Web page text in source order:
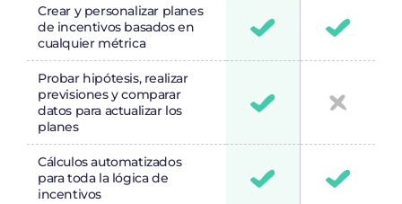
Crear y personalizar planes
de incentivos basados en
cualquier métrica
Probar hipótesis, realizar
previsiones y comparar
datos para actualizar los
planes
Cálculos automatizados
para toda la lógica de
incentivos